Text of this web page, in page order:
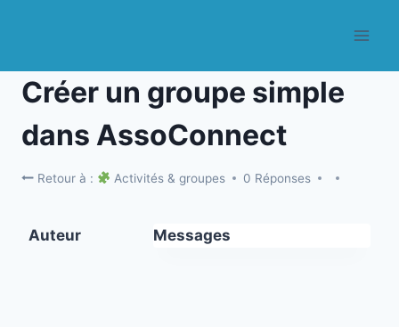
Créer un groupe simple
dans AssoConnect
Retour à : Activités & groupes 0 Réponses
Auteur Messages